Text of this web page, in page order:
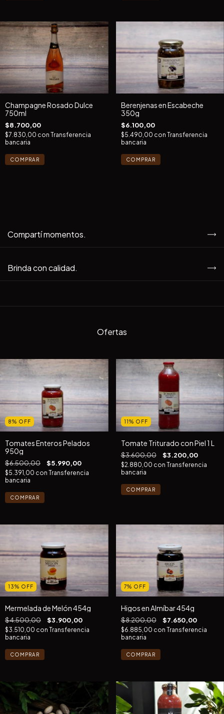
Champagne Rosado Dulce
750ml
$8.700,00
$7.830,00 con Transferencia
bancaria
Berenjenas en Escabeche
350g
$6.100,00
$5.490,00 con Transferencia
bancaria
Compartí momentos.
Brinda con calidad.
Ofertas
8% OFF
Tomates Enteros Pelados
950g
$6.500,00 $5.990,00
$5.391,00 con Transferencia
bancaria
11% OFF
Tomate Triturado con Piel 1 L
$3.600,00 $3.200,00
$2.880,00 con Transferencia
bancaria
13% OFF
Mermelada de Melón 454g
$4.500,00 $3.900,00
$3.510,00 con Transferencia
bancaria
7% OFF
Higos en Almíbar 454g
$8.200,00 $7.650,00
$6.885,00 con Transferencia
bancaria